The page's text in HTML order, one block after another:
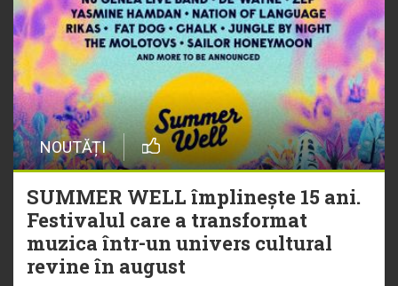
NOUTĂȚI
SUMMER WELL împlinește 15 ani.
Festivalul care a transformat
muzica într-un univers cultural
revine în august